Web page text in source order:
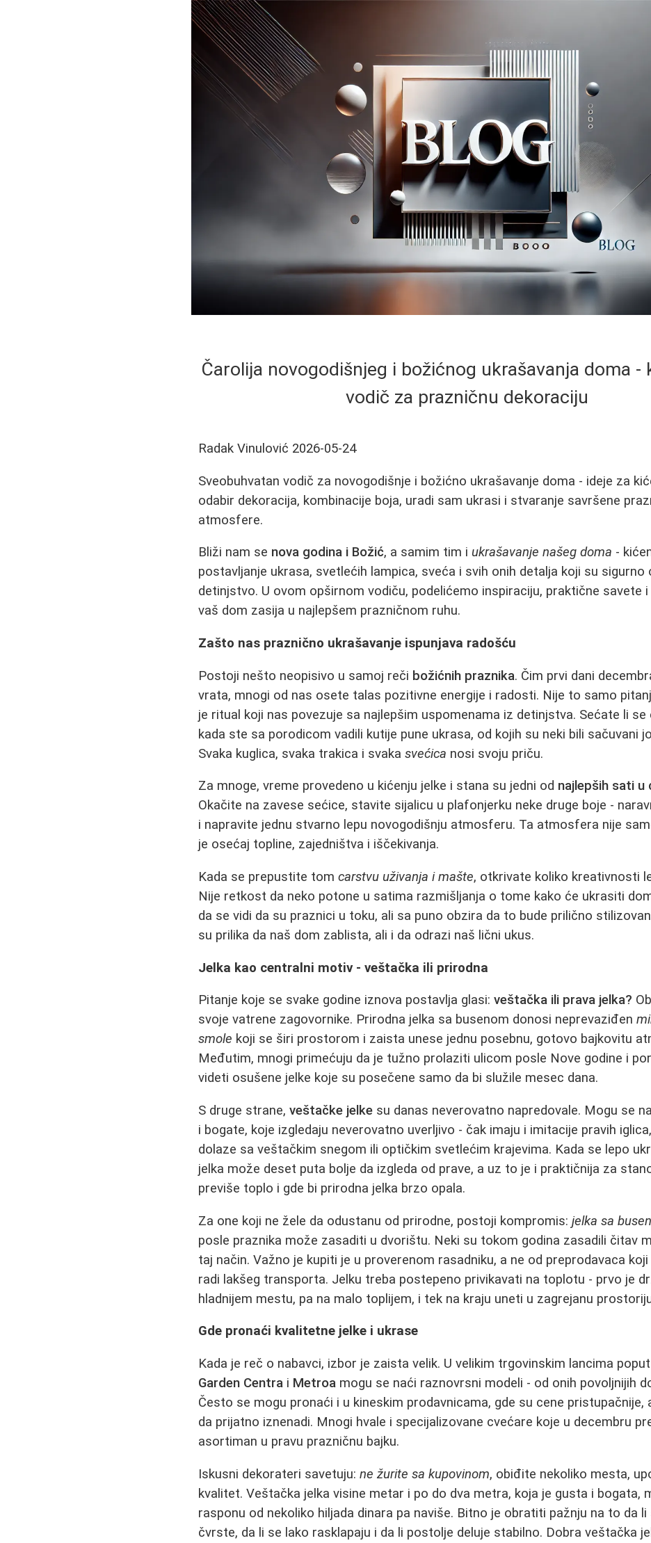
Čarolija novogodišnjeg i božićnog ukrašavanja doma -
vodič za prazničnu dekoraciju
Radak Vinulović 2026-05-24
Sveobuhvatan vodič za novogodišnje i božićno ukrašavanje doma - ideje za
odabir dekoracija, kombinacije boja, uradi sam ukrasi i stvaranje savršene
atmosfere.
Bliži nam se nova godina i Božić, a samim tim i ukrašavanje našeg doma -
postavljanje ukrasa, svetlećih lampica, sveća i svih onih detalja koji su sigurno
detinjstvo. U ovom opširnom vodiču, podelićemo inspiraciju, praktične savete i
vaš dom zasija u najlepšem prazničnom ruhu.
Zašto nas praznično ukrašavanje ispunjava radošću
Postoji nešto neopisivo u samoj reči božićnih praznika. Čim prvi dani
vrata, mnogi od nas osete talas pozitivne energije i radosti. Nije to samo
je ritual koji nas povezuje sa najlepšim uspomenama iz detinjstva. Sećate li se
kada ste sa porodicom vadili kutije pune ukrasa, od kojih su neki bili sačuvani
Svaka kuglica, svaka trakica i svakasvećica nosi svoju priču.
Za mnoge, vreme provedeno u kićenju jelke i stana su jedni od najlepših sati u
Okačite na zavese sećice, stavite sijalicu u plafonjerku neke druge boje -
i napravite jednu stvarno lepu novogodišnju atmosferu. Ta atmosfera nije
je osećaj topline, zajedništva i iščekivanja.
Kada se prepustite tomcarstvu uživanja i mašte, otkrivate koliko kreativnosti
Nije retkost da neko potone u satima razmišljanja o tome kako će ukrasiti
da se vidi da su praznici u toku, ali sa puno obzira da to bude prilično
su prilika da naš dom zablista, ali i da odrazi naš lični ukus.
Jelka kao centralni motiv - veštačka ili prirodna
Pitanje koje se svake godine iznova postavlja glasi:veštačka ili prava jelka?
svoje vatrene zagovornike. Prirodna jelka sa busenom donosi neprevaziđen
smole koji se širi prostorom i zaista unese jednu posebnu, gotovo bajkovitu
Međutim, mnogi primećuju da je tužno prolaziti ulicom posle Nove godine i
videti osušene jelke koje su posečene samo da bi služile mesec dana.
S druge strane,veštačke jelke su danas neverovatno napredovale. Mogu se
i bogate, koje izgledaju neverovatno uverljivo - čak imaju i imitacije pravih
dolaze sa veštačkim snegom ili optičkim svetlećim krajevima. Kada se lepo
jelka može deset puta bolje da izgleda od prave, a uz to je i praktičnija za
previše toplo i gde bi prirodna jelka brzo opala.
Za one koji ne žele da odustanu od prirodne, postoji kompromis:jelka sa
posle praznika može zasaditi u dvorištu. Neki su tokom godina zasadili čitav
taj način. Važno je kupiti je u proverenom rasadniku, a ne od preprodavaca
radi lakšeg transporta. Jelku treba postepeno privikavati na toplotu - prvo je
hladnijem mestu, pa na malo toplijem, i tek na kraju uneti u zagrejanu
Gde pronaći kvalitetne jelke i ukrase
Kada je reč o nabavci, izbor je zaista velik. U velikim trgovinskim lancima poput
Garden Centra i Metroa mogu se naći raznovrsni modeli - od onih povoljnijih
Često se mogu pronaći i u kineskim prodavnicama, gde su cene pristupačnije,
da prijatno iznenadi. Mnogi hvale i specijalizovane cvećare koje u decembru
asortiman u pravu prazničnu bajku.
Iskusni dekorateri savetuju:ne žurite sa kupovinom, obiđite nekoliko mesta,
kvalitet. Veštačka jelka visine metar i po do dva metra, koja je gusta i bogata,
rasponu od nekoliko hiljada dinara pa naviše. Bitno je obratiti pažnju na to da li
čvrste, da li se lako rasklapaju i da li postolje deluje stabilno. Dobra veštačka